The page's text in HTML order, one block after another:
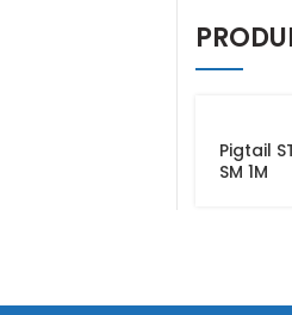
Pigtail
SM 1M